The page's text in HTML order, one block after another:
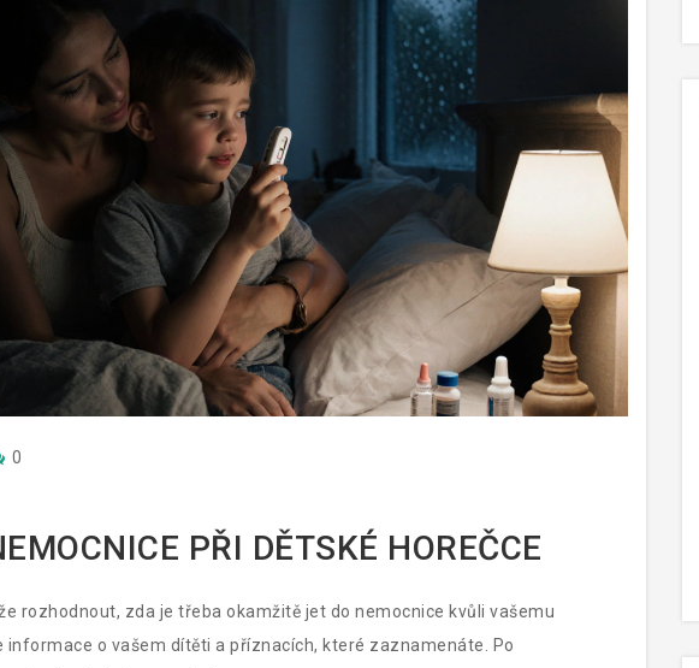
0
PŘI DĚTSKÉ HOREČCE
rozhodnout, zda je třeba okamžitě jet do nemocnice kvůli vašemu
informace o vašem dítěti a příznacích, které zaznamenáte. Po